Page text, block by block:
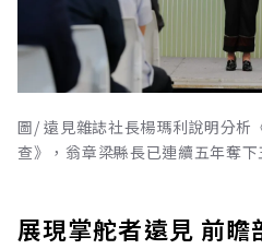
圖/ 遠見雜誌社長楊瑪利說明分析
查》，翁章梁縣長已連續五年奪下
展現掌舵者遠見 前瞻